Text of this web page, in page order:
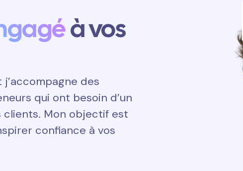
à vos
des
qui ont besoin d’un
clients. Mon objectif est
confiance à vos